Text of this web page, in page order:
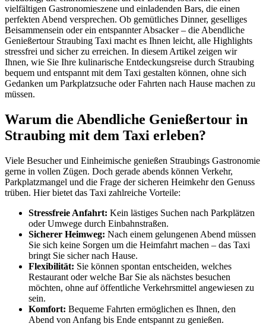
vielfältigen Gastronomieszene und einladenden Bars, die einen
perfekten Abend versprechen. Ob gemütliches Dinner, geselliges
Beisammensein oder ein entspannter Absacker – die Abendliche
Genießertour Straubing Taxi macht es Ihnen leicht, alle Highlights
stressfrei und sicher zu erreichen. In diesem Artikel zeigen wir
Ihnen, wie Sie Ihre kulinarische Entdeckungsreise durch Straubing
bequem und entspannt mit dem Taxi gestalten können, ohne sich
Gedanken um Parkplatzsuche oder Fahrten nach Hause machen zu
müssen.
Warum die Abendliche Genießertour in
Straubing mit dem Taxi erleben?
Viele Besucher und Einheimische genießen Straubings Gastronomie
gerne in vollen Zügen. Doch gerade abends können Verkehr,
Parkplatzmangel und die Frage der sicheren Heimkehr den Genuss
trüben. Hier bietet das Taxi zahlreiche Vorteile:
Stressfreie Anfahrt: Kein lästiges Suchen nach Parkplätzen
oder Umwege durch Einbahnstraßen.
Sicherer Heimweg: Nach einem gelungenen Abend müssen
Sie sich keine Sorgen um die Heimfahrt machen – das Taxi
bringt Sie sicher nach Hause.
Flexibilität: Sie können spontan entscheiden, welches
Restaurant oder welche Bar Sie als nächstes besuchen
möchten, ohne auf öffentliche Verkehrsmittel angewiesen zu
sein.
Komfort: Bequeme Fahrten ermöglichen es Ihnen, den
Abend von Anfang bis Ende entspannt zu genießen.